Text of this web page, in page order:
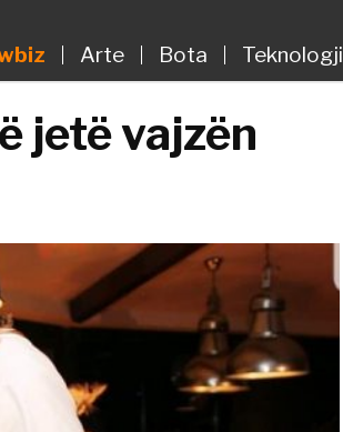
Arte Bota Teknologji
jetë vajzën